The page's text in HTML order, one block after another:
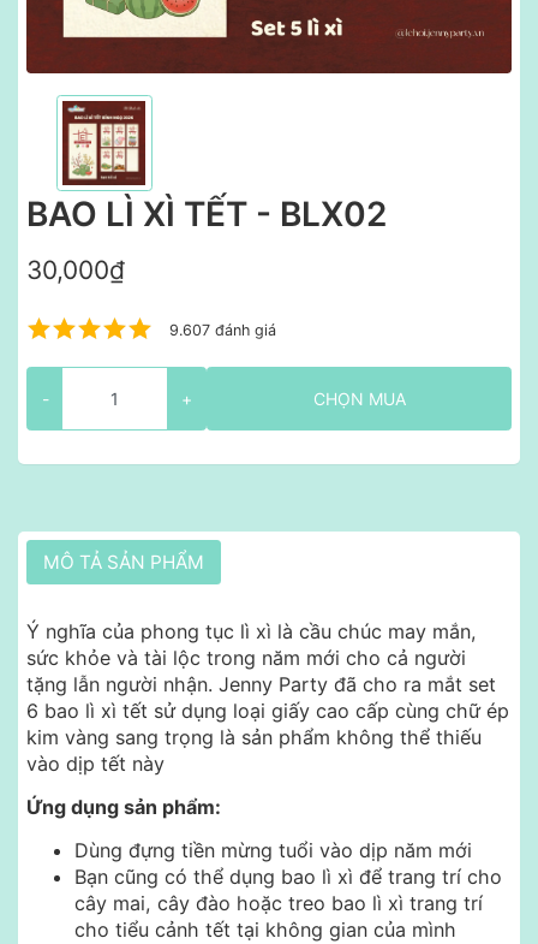
BAO LÌ XÌ TẾT - BLX02
30,000₫
9.607 đánh giá
- + CHỌN MUA
MÔ TẢ SẢN PHẨM
Ý nghĩa của phong tục lì xì là cầu chúc may mắn,
sức khỏe và tài lộc trong năm mới cho cả người
tặng lẫn người nhận. Jenny Party đã cho ra mắt set
6 bao lì xì tết sử dụng loại giấy cao cấp cùng chữ ép
kim vàng sang trọng là sản phẩm không thể thiếu
vào dịp tết này
Ứng dụng sản phẩm:
Dùng đựng tiền mừng tuổi vào dịp năm mới
Bạn cũng có thể dụng bao lì xì để trang trí cho
cây mai, cây đào hoặc treo bao lì xì trang trí
cho tiểu cảnh tết tại không gian của mình